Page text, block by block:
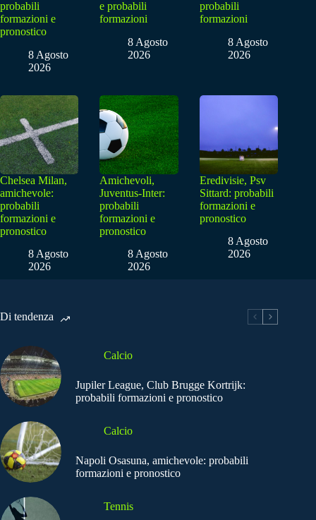
probabili
formazioni e
pronostico
8 Agosto
2026
e probabili
formazioni
8 Agosto
2026
probabili
formazioni
8 Agosto
2026
Chelsea Milan,
amichevole:
probabili
formazioni e
pronostico
8 Agosto
2026
Amichevoli,
Juventus-Inter:
probabili
formazioni e
pronostico
8 Agosto
2026
Eredivisie, Psv
Sittard: probabili
formazioni e
pronostico
8 Agosto
2026
Di tendenza
Calcio
Jupiler League, Club Brugge Kortrijk:
probabili formazioni e pronostico
Calcio
Napoli Osasuna, amichevole: probabili
formazioni e pronostico
Tennis